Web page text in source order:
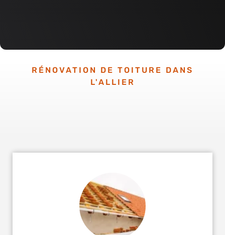
RÉNOVATION DE TOITURE DANS
L'ALLIER